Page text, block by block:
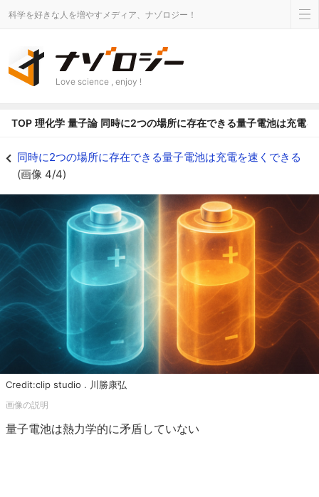
科学を好きな人を増やすメディア、ナゾロジー！
Love science , enjoy !
TOP 理化学 量子論 同時に2つの場所に存在できる量子電池は充電
同時に2つの場所に存在できる量子電池は充電を速くできる
(画像 4/4)
Credit:clip studio . 川勝康弘
量子電池は熱力学的に矛盾していない